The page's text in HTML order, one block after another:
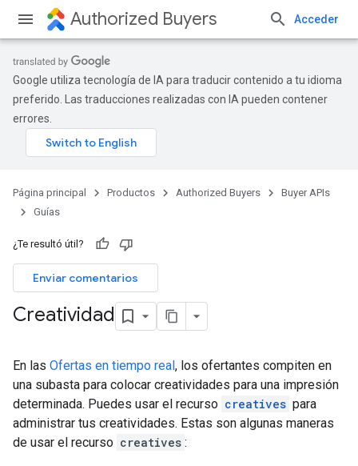
Authorized Buyers Acceder
Google utiliza tecnología de IA para traducir contenido a tu idioma
preferido. Las traducciones realizadas con IA pueden contener
errores.
Página principal Productos Authorized Buyers
Buyer APIs
Guías
¿Te resultó útil?
Enviar comentarios
Creatividad
En las Ofertas en tiempo real, los ofertantes compiten en
una subasta para colocar creatividades para una impresión
determinada. Puedes usar el recurso creatives para
administrar tus creatividades. Estas son algunas maneras
de usar el recurso creatives :